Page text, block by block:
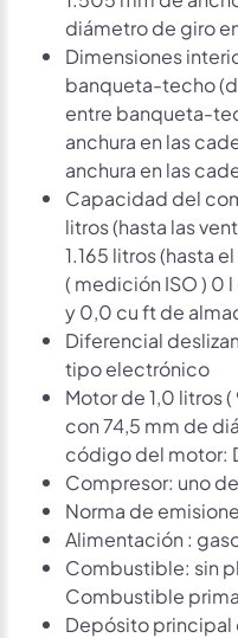
diámetro de giro
Dimensiones
banqueta-techo
entre banqueta-
anchura en las
anchura en las
Capacidad del
litros (hasta las
1.165 litros (hasta
( medición ISO ) 0
y 0,0 cu ft de
Diferencial
tipo electrónico
Motor de 1,0 litros
con 74,5 mm de
código del motor:
Compresor: uno
Norma de
Alimentación :
Combustible: sin
Combustible
Depósito